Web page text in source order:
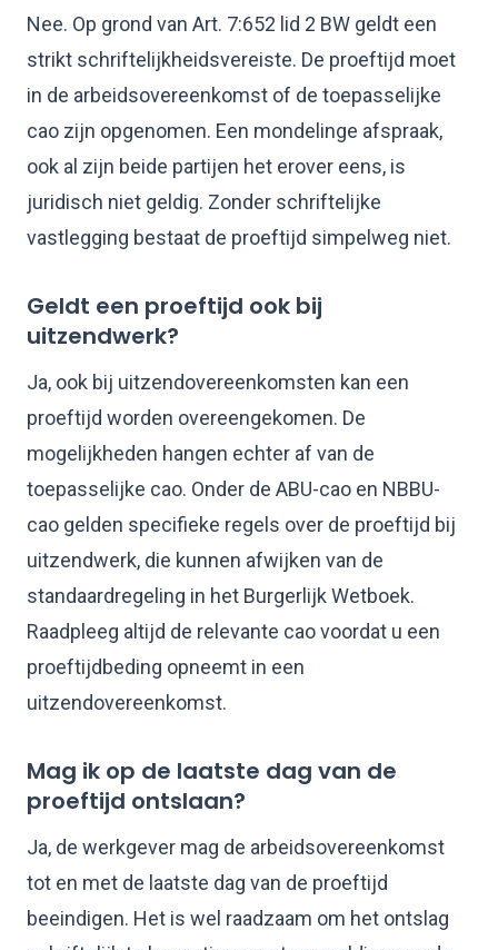
Nee. Op grond van Art. 7:652 lid 2 BW geldt een
strikt schriftelijkheidsvereiste. De proeftijd moet
in de arbeidsovereenkomst of de toepasselijke
cao zijn opgenomen. Een mondelinge afspraak,
ook al zijn beide partijen het erover eens, is
juridisch niet geldig. Zonder schriftelijke
vastlegging bestaat de proeftijd simpelweg niet.
Geldt een proeftijd ook bij
uitzendwerk?
Ja, ook bij uitzendovereenkomsten kan een
proeftijd worden overeengekomen. De
mogelijkheden hangen echter af van de
toepasselijke cao. Onder de ABU-cao en NBBU-
cao gelden specifieke regels over de proeftijd bij
uitzendwerk, die kunnen afwijken van de
standaardregeling in het Burgerlijk Wetboek.
Raadpleeg altijd de relevante cao voordat u een
proeftijdbeding opneemt in een
uitzendovereenkomst.
Mag ik op de laatste dag van de
proeftijd ontslaan?
Ja, de werkgever mag de arbeidsovereenkomst
tot en met de laatste dag van de proeftijd
beeindigen. Het is wel raadzaam om het ontslag